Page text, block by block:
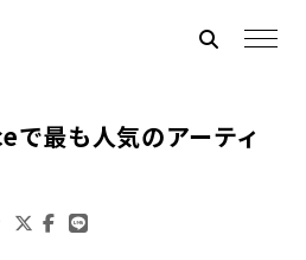
で最も人気のアーティ